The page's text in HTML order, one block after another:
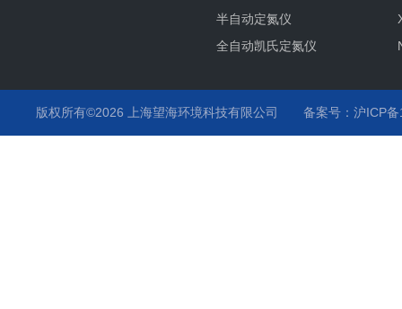
半自动定氮仪
全自动凯氏定氮仪
版权所有©2026 上海望海环境科技有限公司 备案号：沪ICP